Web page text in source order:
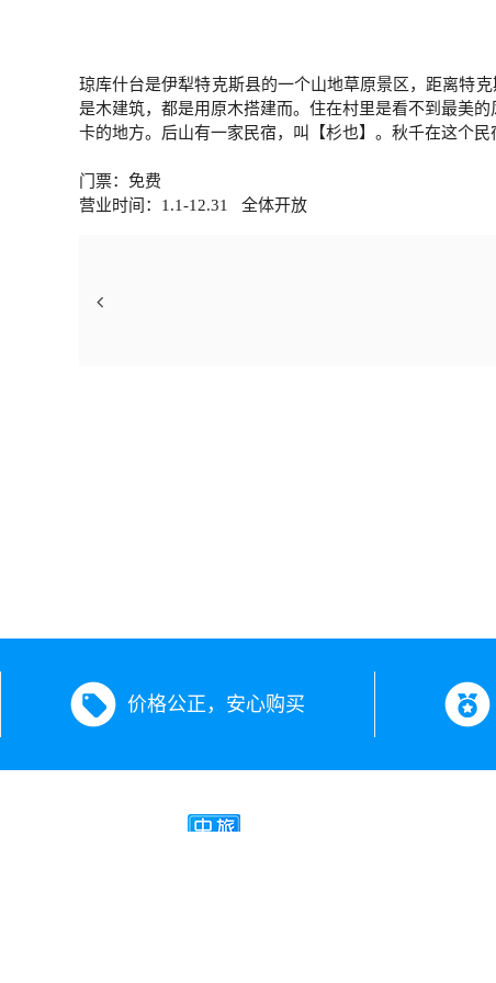
琼库什台是伊犁特克斯县的一个山地草原景区，距离特
是木建筑，都是用原木搭建而。住在村里是看不到最美
卡的地方。后山有一家民宿，叫【杉也】。秋千在这个
门票：免费
营业时间：1.1-12.31 全体开放
价格公正，安心购买